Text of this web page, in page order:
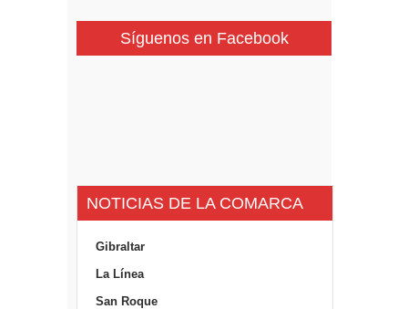
Síguenos en Facebook
NOTICIAS DE LA COMARCA
Gibraltar
La Línea
San Roque